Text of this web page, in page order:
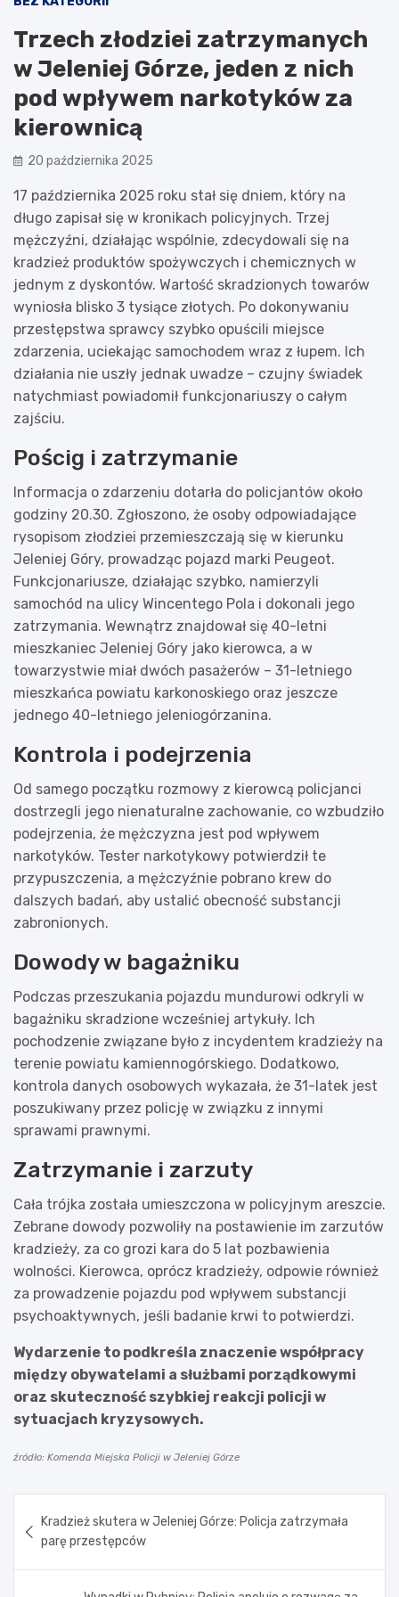
Trzech złodziei zatrzymanych
w Jeleniej Górze, jeden z nich
pod wpływem narkotyków za
kierownicą
20 października 2025
17 października 2025 roku stał się dniem, który na
długo zapisał się w kronikach policyjnych. Trzej
mężczyźni, działając wspólnie, zdecydowali się na
kradzież produktów spożywczych i chemicznych w
jednym z dyskontów. Wartość skradzionych towarów
wyniosła blisko 3 tysiące złotych. Po dokonywaniu
przestępstwa sprawcy szybko opuścili miejsce
zdarzenia, uciekając samochodem wraz z łupem. Ich
działania nie uszły jednak uwadze – czujny świadek
natychmiast powiadomił funkcjonariuszy o całym
zajściu.
Pościg i zatrzymanie
Informacja o zdarzeniu dotarła do policjantów około
godziny 20.30. Zgłoszono, że osoby odpowiadające
rysopisom złodziei przemieszczają się w kierunku
Jeleniej Góry, prowadząc pojazd marki Peugeot.
Funkcjonariusze, działając szybko, namierzyli
samochód na ulicy Wincentego Pola i dokonali jego
zatrzymania. Wewnątrz znajdował się 40-letni
mieszkaniec Jeleniej Góry jako kierowca, a w
towarzystwie miał dwóch pasażerów – 31-letniego
mieszkańca powiatu karkonoskiego oraz jeszcze
jednego 40-letniego jeleniogórzanina.
Kontrola i podejrzenia
Od samego początku rozmowy z kierowcą policjanci
dostrzegli jego nienaturalne zachowanie, co wzbudziło
podejrzenia, że mężczyzna jest pod wpływem
narkotyków. Tester narkotykowy potwierdził te
przypuszczenia, a mężczyźnie pobrano krew do
dalszych badań, aby ustalić obecność substancji
zabronionych.
Dowody w bagażniku
Podczas przeszukania pojazdu mundurowi odkryli w
bagażniku skradzione wcześniej artykuły. Ich
pochodzenie związane było z incydentem kradzieży na
terenie powiatu kamiennogórskiego. Dodatkowo,
kontrola danych osobowych wykazała, że 31-latek jest
poszukiwany przez policję w związku z innymi
sprawami prawnymi.
Zatrzymanie i zarzuty
Cała trójka została umieszczona w policyjnym areszcie.
Zebrane dowody pozwoliły na postawienie im zarzutów
kradzieży, za co grozi kara do 5 lat pozbawienia
wolności. Kierowca, oprócz kradzieży, odpowie również
za prowadzenie pojazdu pod wpływem substancji
psychoaktywnych, jeśli badanie krwi to potwierdzi.
Wydarzenie to podkreśla znaczenie współpracy
między obywatelami a służbami porządkowymi
oraz skuteczność szybkiej reakcji policji w
sytuacjach kryzysowych.
źródło: Komenda Miejska Policji w Jeleniej Górze
wpisu
Kradzież skutera w Jeleniej Górze: Policja zatrzymała
parę przestępców